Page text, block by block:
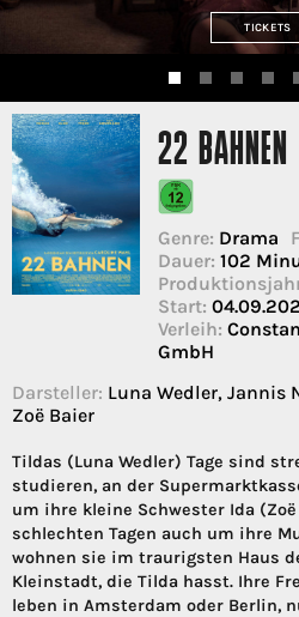
TICKETS
22 BAHNEN
Genre: Drama
Dauer: 102
Start:
Verleih:
GmbH
Darsteller: Luna Wedler, Jannis
Zoë Baier
Tildas (Luna Wedler) Tage sind
studieren, an der
um ihre kleine Schwester Ida
schlechten Tagen auch um ihre
wohnen sie im traurigsten Haus
Kleinstadt, die Tilda hasst. Ihre
leben in Amsterdam oder Berlin,